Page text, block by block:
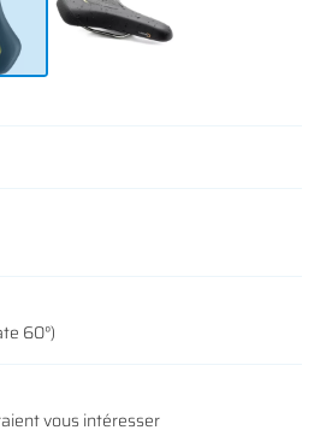
60°)
vous intéresser